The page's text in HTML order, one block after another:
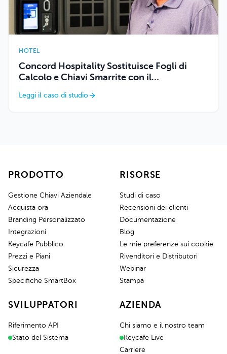
HOTEL
Concord Hospitality Sostituisce Fogli di
Calcolo e Chiavi Smarrite con il
Leggi il caso di studio
PRODOTTO
Gestione Chiavi Aziendale
Acquista ora
Branding Personalizzato
Integrazioni
Keycafe Pubblico
Prezzi e Piani
Sicurezza
Specifiche SmartBox
RISORSE
Studi di caso
Recensioni dei clienti
Documentazione
Blog
Le mie preferenze sui cookie
Rivenditori e Distributori
Webinar
Stampa
SVILUPPATORI
Riferimento API
Stato del Sistema
AZIENDA
Chi siamo e il nostro team
Keycafe Live
Carriere